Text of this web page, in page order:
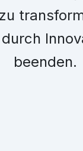
beenden.